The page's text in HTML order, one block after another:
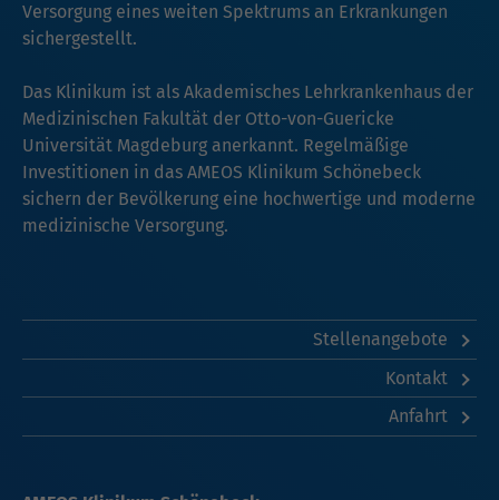
Versorgung eines weiten Spektrums an Erkrankungen
sichergestellt.
Das Klinikum ist als Akademisches Lehrkrankenhaus der
Medizinischen Fakultät der Otto-von-Guericke
Universität Magdeburg anerkannt. Regelmäßige
Investitionen in das AMEOS Klinikum Schönebeck
sichern der Bevölkerung eine hochwertige und moderne
medizinische Versorgung.
Stellenangebote
Kontakt
Anfahrt